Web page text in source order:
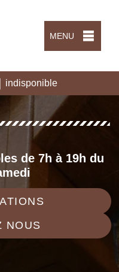
MENU
indisponible
de 7h à 19h du
NOUS